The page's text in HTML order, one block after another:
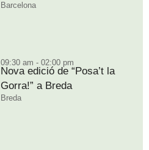
Barcelona
09:30 am - 02:00 pm
Nova edició de “Posa’t la
Gorra!” a Breda
Breda